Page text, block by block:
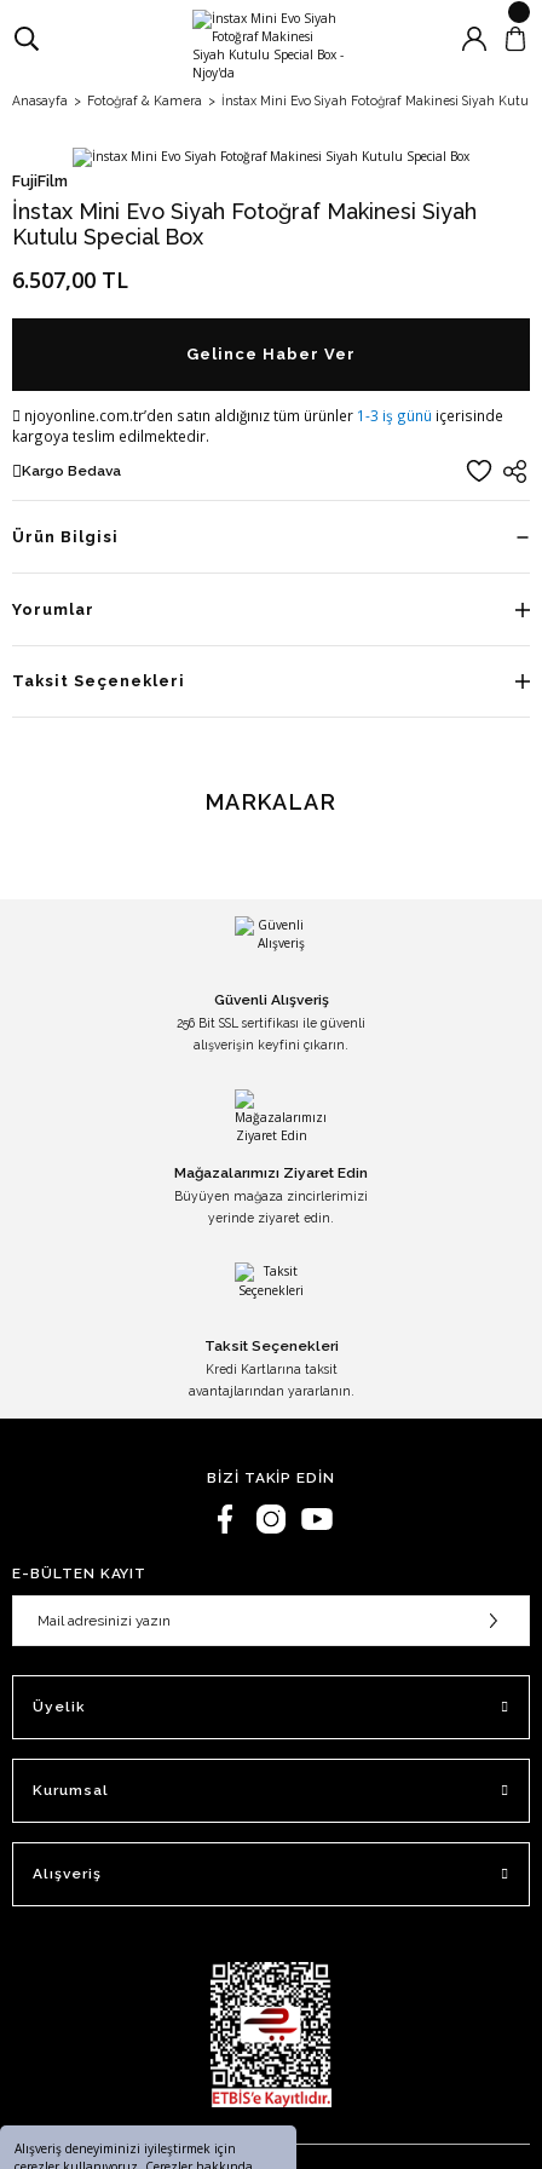
Alışveriş deneyiminizi iyileştirmek için
Anasayfa Fotoğraf & Kamera İnstax Mini Evo Siyah Fotoğraf Makinesi Siyah Kutulu
FujiFilm
İnstax Mini Evo Siyah Fotoğraf Makinesi Siyah
Kutulu Special Box
6.507,00 TL
Gelince Haber Ver
njoyonline.com.tr’den satın aldığınız tüm ürünler 1-3 iş günü içerisinde
kargoya teslim edilmektedir.
Kargo Bedava
Ürün Bilgisi
Yorumlar
Taksit Seçenekleri
MARKALAR
Güvenli Alışveriş
256 Bit SSL sertifikası ile güvenli
alışverişin keyfini çıkarın.
Mağazalarımızı Ziyaret Edin
Büyüyen mağaza zincirlerimizi
yerinde ziyaret edin.
Taksit Seçenekleri
Kredi Kartlarına taksit
avantajlarından yararlanın.
BİZİ TAKİP EDİN
E-BÜLTEN KAYIT
Üyelik
Kurumsal
Alışveriş